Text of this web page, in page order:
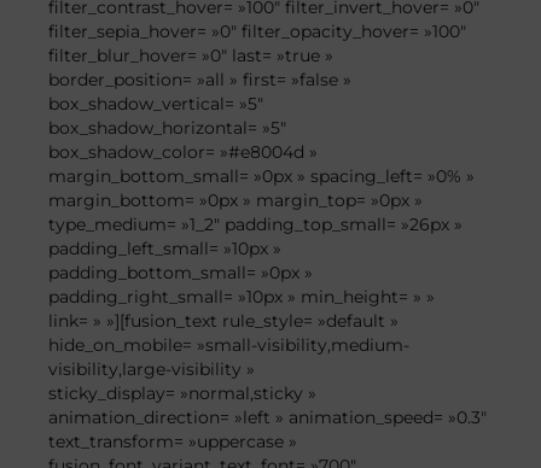
filter_contrast_hover= »100″ filter_invert_hover= »0″
filter_sepia_hover= »0″ filter_opacity_hover= »100″
filter_blur_hover= »0″ last= »true »
border_position= »all » first= »false »
box_shadow_vertical= »5″
box_shadow_horizontal= »5″
box_shadow_color= »#e8004d »
margin_bottom_small= »0px » spacing_left= »0% »
margin_bottom= »0px » margin_top= »0px »
type_medium= »1_2″ padding_top_small= »26px »
padding_left_small= »10px »
padding_bottom_small= »0px »
padding_right_small= »10px » min_height= » »
link= » »][fusion_text rule_style= »default »
hide_on_mobile= »small-visibility,medium-
visibility,large-visibility »
sticky_display= »normal,sticky »
animation_direction= »left » animation_speed= »0.3″
text_transform= »uppercase »